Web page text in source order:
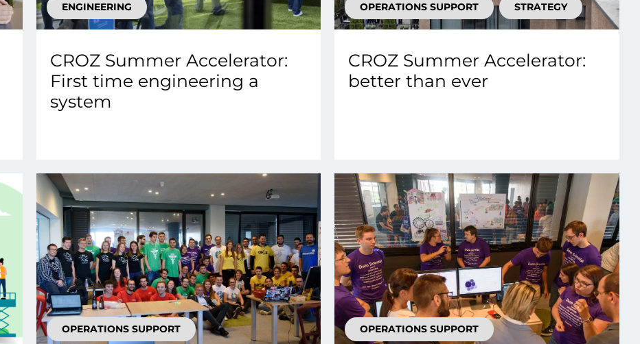
ENGINEERING
CROZ Summer Accelerator:
First time engineering a
system
OPERATIONS SUPPORT STRATEGY
CROZ Summer Accelerator:
better than ever
OPERATIONS SUPPORT OPERATIONS SUPPORT